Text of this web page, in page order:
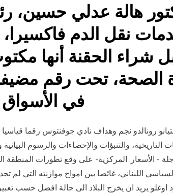
هالة عدلي حسين،
نقل الدم
شراء الحقنة أنها
الصحة، تحت رقم
في
رونالدو نجم وهداف نادي جوفنتوس رقما قياسيا
التاريخية، والتنبؤات والإحصاءات والرسوم
- الأسعار. المركزية- على وقع تطورات المنطقة
اللبناني، غائصا بين امواج موازنته التي
اوغلو يريد ان يخرج البلاد الى حالة افضل حسب